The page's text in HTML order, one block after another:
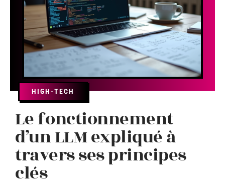
HIGH-TECH
Le fonctionnement
d’un LLM expliqué à
travers ses principes
clés